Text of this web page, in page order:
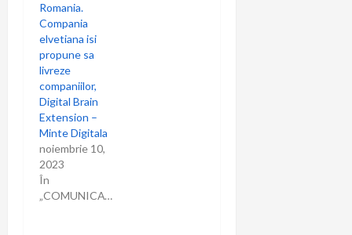
Romania.
Compania
elvetiana isi
propune sa
livreze
companiilor,
Digital Brain
Extension –
Minte Digitala
noiembrie 10,
2023
În
„COMUNICAT”